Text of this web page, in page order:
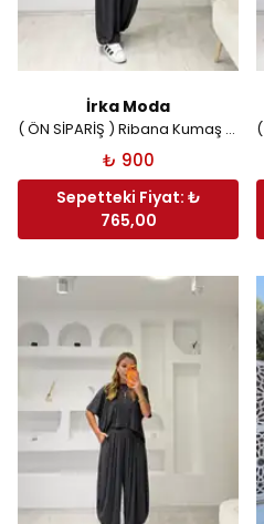
İrka Moda
( ÖN SİPARİŞ ) Ribana Kumaş Crop Şalvar Takım - Antrasit
₺ 900
Sepetteki Fiyat: ₺
765,00